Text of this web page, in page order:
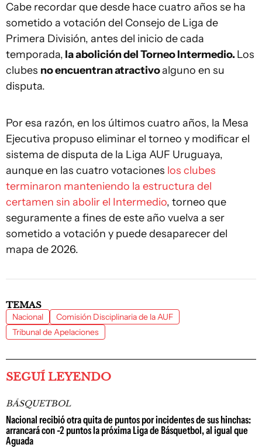
Cabe recordar que desde hace cuatro años se ha
sometido a votación del Consejo de Liga de
Primera División, antes del inicio de cada
temporada, la abolición del Torneo Intermedio. Los
clubes no encuentran atractivoalguno en su
disputa.
Por esa razón, en los últimos cuatro años, la Mesa
Ejecutiva propuso eliminar el torneo y modificar el
sistema de disputa de la Liga AUF Uruguaya,
aunque en las cuatro votaciones los clubes
terminaron manteniendo la estructura del
certamen sin abolir el Intermedio, torneo que
seguramente a fines de este año vuelva a ser
sometido a votación y puede desaparecer del
mapa de 2026.
TEMAS
Nacional
Comisión Disciplinaria de la AUF
Tribunal de Apelaciones
SEGUÍ LEYENDO
BÁSQUETBOL
Nacional recibió otra quita de puntos por incidentes de sus hinchas:
arrancará con -2 puntos la próxima Liga de Básquetbol, al igual que
Aguada